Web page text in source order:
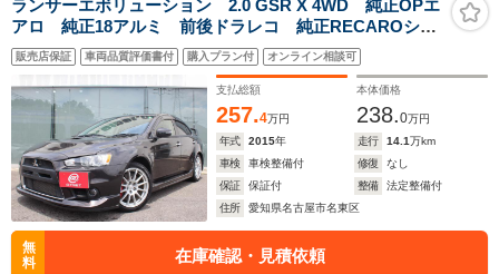
ランサーエボリューション 2.0 GSR X 4WD 純正OPエ
アロ 純正18アルミ 前後ドラレコ 純正RECAROシー
ト KENWOODナビ フルセグ 社外テールレンズ
販売店保証 車両品質評価書付 購入プラン付 オンライン相談可
支払総額
257.4万円
本体価格
238.0万円
年式
2015年 走行 14.1万km
車検
車検整備付 修復
なし
保証
保証付 整備
法定整備付
住所
愛知県名古屋市名東区
無
料
在庫確認・見積依頼